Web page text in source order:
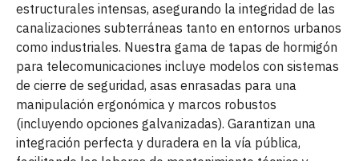
estructurales intensas, asegurando la integridad de las
canalizaciones subterráneas tanto en entornos urbanos
como industriales. Nuestra gama de tapas de hormigón
para telecomunicaciones incluye modelos con sistemas
de cierre de seguridad, asas enrasadas para una
manipulación ergonómica y marcos robustos
(incluyendo opciones galvanizadas). Garantizan una
integración perfecta y duradera en la vía pública,